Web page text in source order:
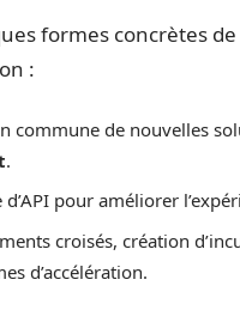
formes concrètes
:
commune de nouvelles
.
pour améliorer
croisés, création
d’accélération.